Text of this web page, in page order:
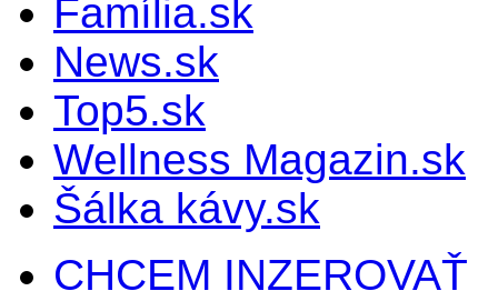
Família.sk
News.sk
Top5.sk
Wellness Magazin.sk
Šálka kávy.sk
CHCEM INZEROVAŤ